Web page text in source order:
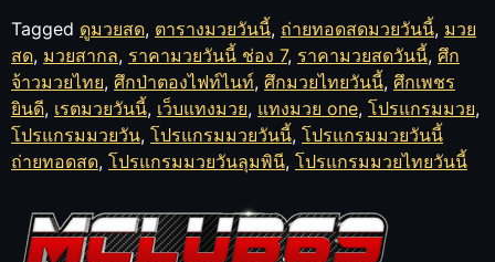
Tagged ดูมวยสด, ตารางมวยวันนี้, ถ่ายทอดสดมวยวันนี้, มวย
สด, มวยสากล, ราคามวยวันนี้ ช่อง 7, ราคามวยสดวันนี้, ศึก
จ้าวมวยไทย, ศึกป่าตองไฟท์ไนท์, ศึกมวยไทยวันนี้, ศึกเพชร
ยินดี, เรตมวยวันนี้, เว็บแทงมวย, แทงมวย one, โปรแกรมมวย,
โปรแกรมมวยวัน, โปรแกรมมวยวันนี้, โปรแกรมมวยวันนี้
ถ่ายทอดสด, โปรแกรมมวยวันลุมพินี, โปรแกรมมวยไทยวันนี้